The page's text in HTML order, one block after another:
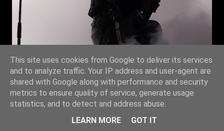
This site uses cookies from Google to deliver its services
and to analyze traffic. Your IP address and user-agent are
shared with Google along with performance and security
metrics to ensure quality of service, generate usage
statistics, and to detect and address abuse.
LEARN MORE
GOT IT